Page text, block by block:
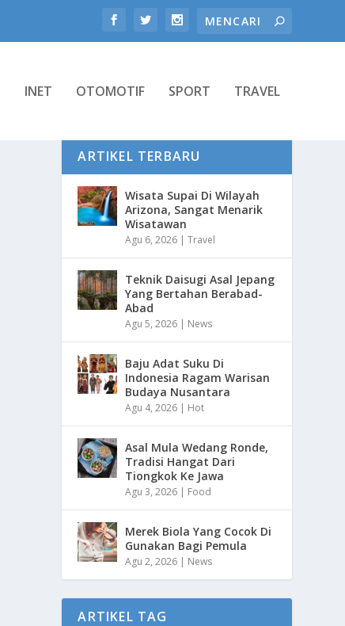
INET OTOMOTIF SPORT TRAVEL
ARTIKEL TERBARU
Wisata Supai Di Wilayah
Arizona, Sangat Menarik
Wisatawan
Agu 6, 2026 |Travel
Teknik Daisugi Asal Jepang
Yang Bertahan Berabad-
Abad
Agu 5, 2026 | News
Baju Adat Suku Di
Indonesia Ragam Warisan
Budaya Nusantara
Agu 4, 2026 | Hot
Asal Mula Wedang Ronde,
Tradisi Hangat Dari
Tiongkok Ke Jawa
Agu 3, 2026 | Food
Merek Biola Yang Cocok Di
Gunakan Bagi Pemula
Agu 2, 2026 | News
ARTIKEL TAG